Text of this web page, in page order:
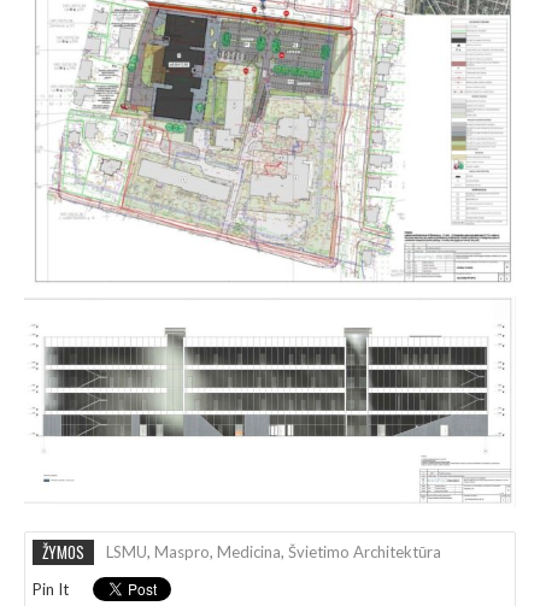
ŽYMOS LSMU, Maspro, Medicina, Švietimo Architektūra
Pin It